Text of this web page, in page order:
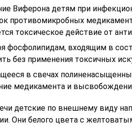
Виферона детям при
противомикробных
токсическое действие от
фосфолипидам, входящим в
без применения токсичных
в свечах
медикамента и
детские по внешнему виду
Они белого цвета с